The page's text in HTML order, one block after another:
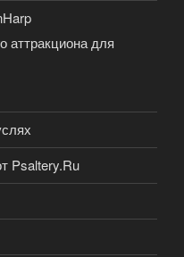
аттракциона для
Psaltery.Ru